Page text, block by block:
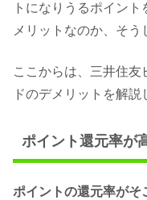
トになりうるポイン
メリットなのか、そう
ここからは、三井住友
ドのデメリットを解説
ポイント還元率が
ポイントの還元率がそ